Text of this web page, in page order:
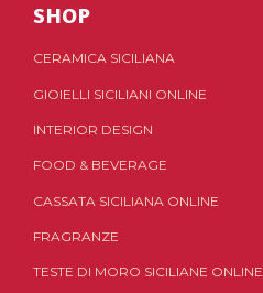
SHOP
CERAMICA SICILIANA
GIOIELLI SICILIANI ONLINE
INTERIOR DESIGN
FOOD & BEVERAGE
CASSATA SICILIANA ONLINE
FRAGRANZE
TESTE DI MORO SICILIANE ONLINE